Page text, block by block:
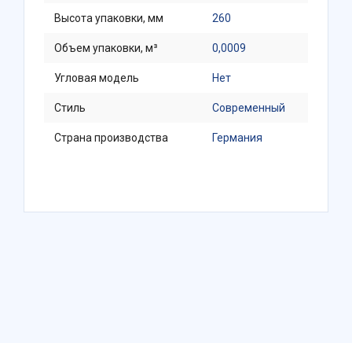
Высота упаковки, мм 260
Объем упаковки, м³ 0,0009
Угловая модель Нет
Стиль Современный
Страна производства Германия